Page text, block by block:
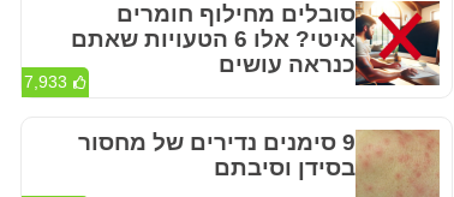
סובלים מחילוף חומרים
איטי? אלו 6 הטעויות שאתם
כנראה עושים
7,933
9 סימנים נדירים של מחסור
בסידן וסיבתם